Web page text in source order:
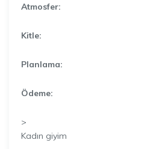
Atmosfer:
Kitle:
Planlama:
Ödeme:
>
Kadın giyim